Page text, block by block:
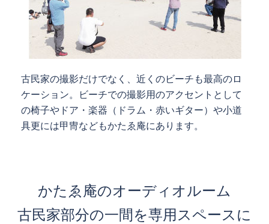
古民家の撮影だけでなく、近くのビーチも最高のロ
ケーション。ビーチでの撮影用のアクセントとして
の椅子やドア・楽器（ドラム・赤いギター）や小道
具更には甲冑などもかたゑ庵にあります。
かたゑ庵のオーディオルーム
古民家部分の一間を専用スペースに